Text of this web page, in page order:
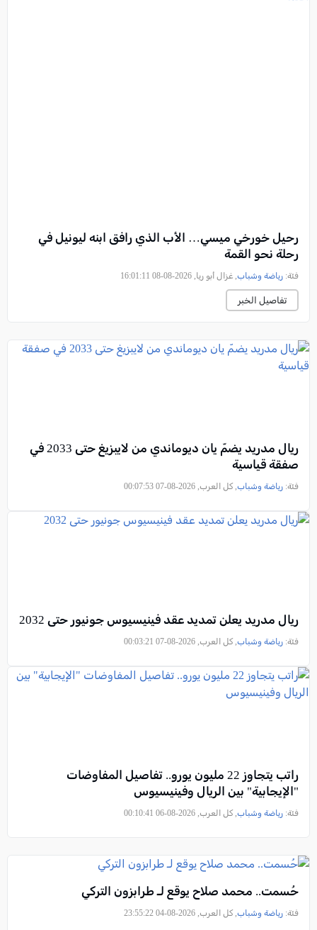
رحيل خورخي ميسي… الأب الذي رافق ابنه ليونيل في
رحلة نحو القمة
فئة: رياضة وشباب, غزال أبو ريا, 2026-08-08 16:01:11
تفاصيل الخبر
ريال مدريد يضمّ يان ديوماندي من لايبزيغ حتى 2033 في
صفقة قياسية
فئة: رياضة وشباب, كل العرب, 2026-08-07 00:07:53
ريال مدريد يعلن تمديد عقد فينيسيوس جونيور حتى 2032
فئة: رياضة وشباب, كل العرب, 2026-08-07 00:03:21
راتب يتجاوز 22 مليون يورو.. تفاصيل المفاوضات
"الإيجابية" بين الريال وفينيسيوس
فئة: رياضة وشباب, كل العرب, 2026-08-06 00:10:41
حُسمت.. محمد صلاح يوقع لـ طرابزون التركي
فئة: رياضة وشباب, كل العرب, 2026-08-04 23:55:22